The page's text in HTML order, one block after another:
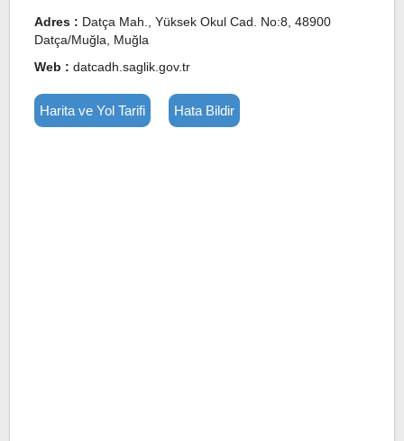
Adres : Datça Mah., Yüksek Okul Cad. No:8, 48900
Datça/Muğla, Muğla
Web : datcadh.saglik.gov.tr
Harita ve Yol Tarifi Hata Bildir